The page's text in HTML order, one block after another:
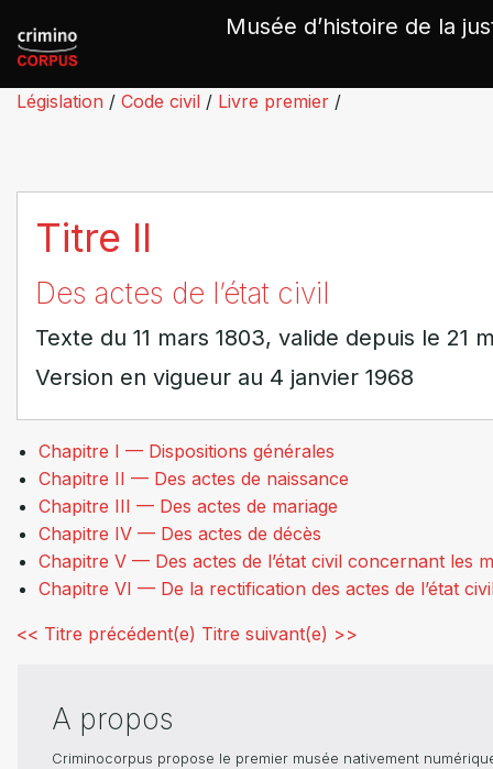
Musée d’histoire de la
Législation / Code civil / Livre premier /
Titre II
Des actes de l’état civil
Texte du 11 mars 1803, valide depuis le 21
Version en vigueur au 4 janvier 1968
Chapitre I — Dispositions générales
Chapitre II — Des actes de naissance
Chapitre III — Des actes de mariage
Chapitre IV — Des actes de décès
Chapitre V — Des actes de l’état civil concernant les
Chapitre VI — De la rectification des actes de l’état
<< Titre précédent(e) Titre suivant(e) >>
A propos
Criminocorpus propose le premier musée nativement
Panneau de gestion des cookies